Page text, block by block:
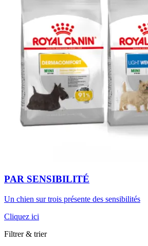
PAR SENSIBILITÉ
Un chien sur trois présente des sensibilités
Cliquez ici
Filtrer & trier